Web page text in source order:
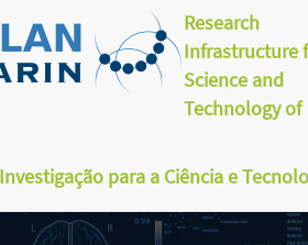
Research
Infrastructure
Science and
Technology of
para a Ciência e